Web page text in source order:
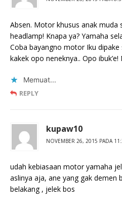
Absen. Motor khusus anak muda
headlamp! Knapa ya? Yamaha
Coba bayangno motor Iku
kakek opo neneknya.. Opo
Memuat...
REPLY
kupaw10
NOVEMBER 26, 2015 PADA
udah kebiasaan motor yamaha
aslinya aja, ane yang gak demen
belakang , jelek bos